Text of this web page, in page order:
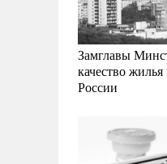
Замглавы
качество
России